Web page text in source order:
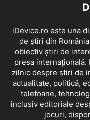
iDevice.ro este una
de știri din
obiectiv știri de
presa internațională.
zilnic despre știri de
actualitate, politică,
telefoane,
inclusiv editoriale
jocuri,